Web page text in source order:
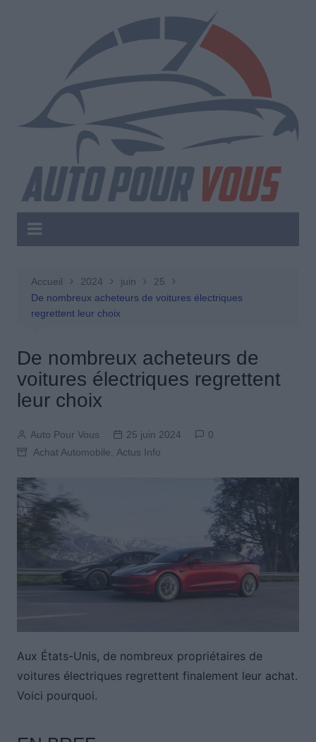
Accueil 2024 juin
25
De nombreux acheteurs de voitures électriques
regrettent leur choix
De nombreux acheteurs de
voitures électriques regrettent
leur choix
Auto Pour Vous 25 juin 2024
0
Achat Automobile, Actus Info
Aux États-Unis, de nombreux propriétaires de
voitures électriques regrettent finalement leur achat.
Voici pourquoi.